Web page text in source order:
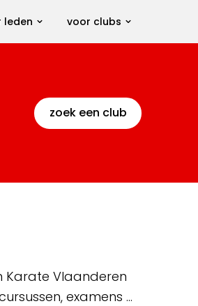
leden voor clubs
zoek een club
Karate Vlaanderen
examens …